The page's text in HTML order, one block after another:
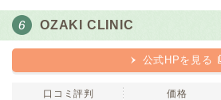
OZAKI CLINIC
公式HPを見る
口コミ評判 価格